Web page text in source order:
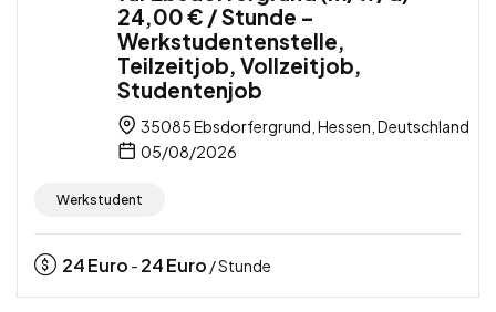
24,00 € / Stunde –
Werkstudentenstelle,
Teilzeitjob, Vollzeitjob,
Studentenjob
35085 Ebsdorfergrund, Hessen, Deutschland
05/08/2026
Werkstudent
24Euro - 24Euro / Stunde